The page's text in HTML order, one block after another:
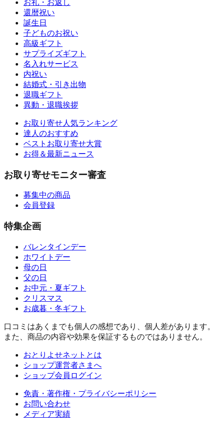
お礼・お返し
還暦祝い
誕生日
子どものお祝い
高級ギフト
サプライズギフト
名入れサービス
内祝い
結婚式・引き出物
退職ギフト
異動・退職挨拶
お取り寄せ人気ランキング
達人のおすすめ
ベストお取り寄せ大賞
お得＆最新ニュース
お取り寄せモニター審査
募集中の商品
会員登録
特集企画
バレンタインデー
ホワイトデー
母の日
父の日
お中元・夏ギフト
クリスマス
お歳暮・冬ギフト
口コミはあくまでも個人の感想であり、個人差があります。
また、商品の内容や効果を保証するものではありません。
おとりよせネットとは
ショップ運営者さまへ
ショップ会員ログイン
免責・著作権・プライバシーポリシー
お問い合わせ
メディア実績